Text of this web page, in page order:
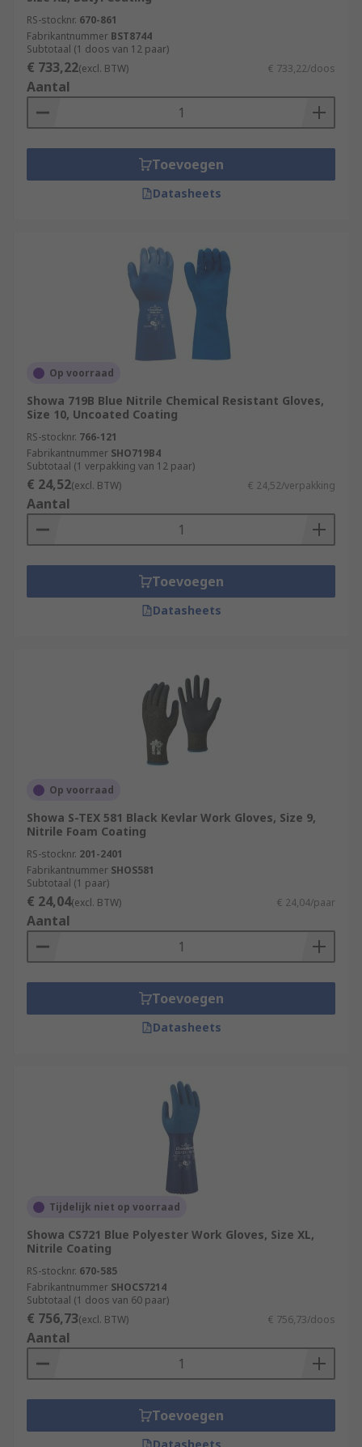
RS-stocknr. 670-861
Fabrikantnummer BST8744
Subtotaal (1 doos van 12 paar)
€ 733,22(excl. BTW) € 733,22/doos
Aantal
Toevoegen
Datasheets
Op voorraad
Showa 719B Blue Nitrile Chemical Resistant Gloves,
Size 10, Uncoated Coating
RS-stocknr. 766-121
Fabrikantnummer SHO719B4
Subtotaal (1 verpakking van 12 paar)
€ 24,52(excl. BTW) € 24,52/verpakking
Aantal
Toevoegen
Datasheets
Op voorraad
Showa S-TEX 581 Black Kevlar Work Gloves, Size 9,
Nitrile Foam Coating
RS-stocknr. 201-2401
Fabrikantnummer SHOS581
Subtotaal (1 paar)
€ 24,04(excl. BTW) € 24,04/paar
Aantal
Toevoegen
Datasheets
Tijdelijk niet op voorraad
Showa CS721 Blue Polyester Work Gloves, Size XL,
Nitrile Coating
RS-stocknr. 670-585
Fabrikantnummer SHOCS7214
Subtotaal (1 doos van 60 paar)
€ 756,73(excl. BTW) € 756,73/doos
Aantal
Toevoegen